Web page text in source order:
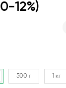
12%)
500 г 1 кг